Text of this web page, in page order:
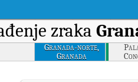
zraka
Granada-norte,
Granada